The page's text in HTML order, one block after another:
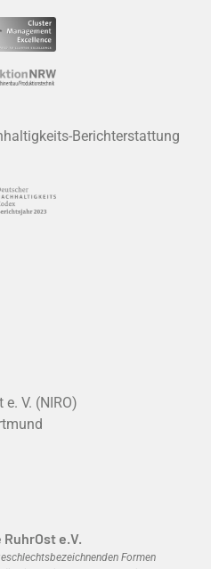
Berichterstattung
V. (NIRO)
e.V.
Formen